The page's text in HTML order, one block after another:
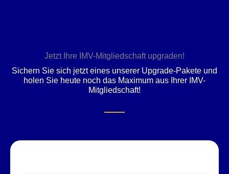
Jetzt Ihre IMV-Mitgliedschaft upgraden!
Sichern Sie sich jetzt eines unserer Upgrade-Pakete und
holen Sie heute noch das Maximum aus Ihrer IMV-
Mitgliedschaft!